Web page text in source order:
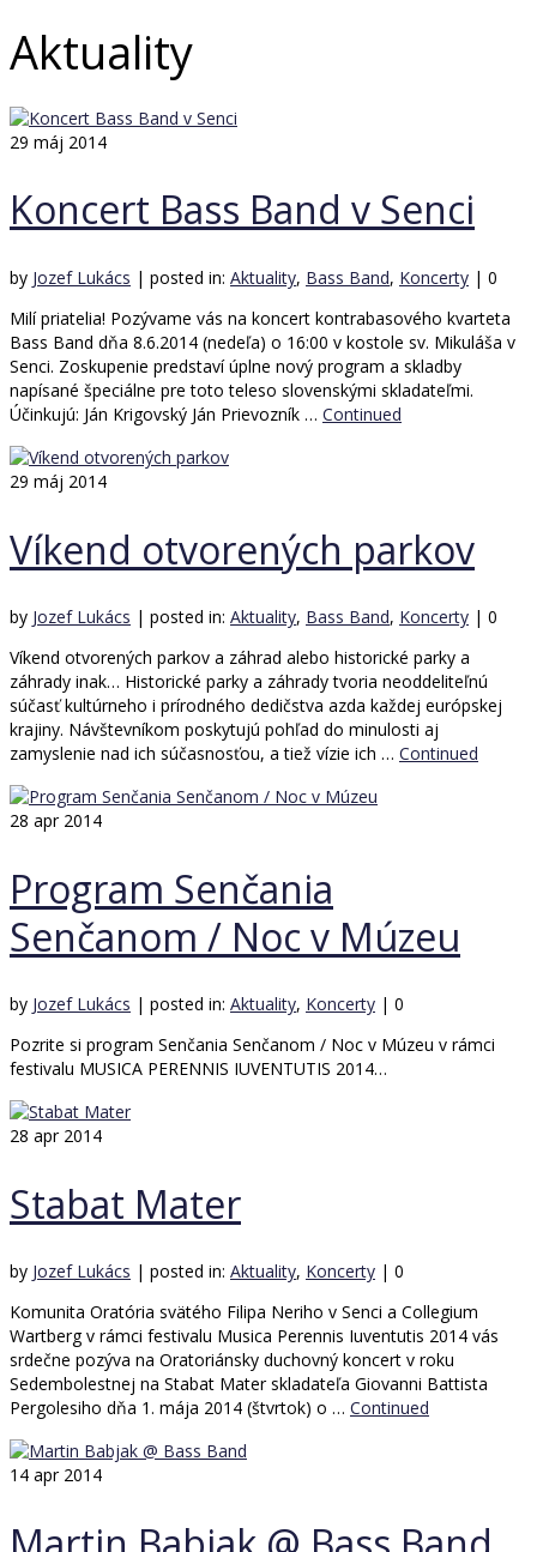
Aktuality
29 máj 2014
Koncert Bass Band v Senci
by Jozef Lukács | posted in: Aktuality, Bass Band, Koncerty | 0
Milí priatelia! Pozývame vás na koncert kontrabasového kvarteta
Bass Band dňa 8.6.2014 (nedeľa) o 16:00 v kostole sv. Mikuláša v
Senci. Zoskupenie predstaví úplne nový program a skladby
napísané špeciálne pre toto teleso slovenskými skladateľmi.
Účinkujú: Ján Krigovský Ján Prievozník … Continued
29 máj 2014
Víkend otvorených parkov
by Jozef Lukács | posted in: Aktuality, Bass Band, Koncerty | 0
Víkend otvorených parkov a záhrad alebo historické parky a
záhrady inak… Historické parky a záhrady tvoria neoddeliteľnú
súčasť kultúrneho i prírodného dedičstva azda každej európskej
krajiny. Návštevníkom poskytujú pohľad do minulosti aj
zamyslenie nad ich súčasnosťou, a tiež vízie ich … Continued
28 apr 2014
Program Senčania
Senčanom / Noc v Múzeu
by Jozef Lukács | posted in: Aktuality, Koncerty | 0
Pozrite si program Senčania Senčanom / Noc v Múzeu v rámci
festivalu MUSICA PERENNIS IUVENTUTIS 2014…
28 apr 2014
Stabat Mater
by Jozef Lukács | posted in: Aktuality, Koncerty | 0
Komunita Oratória svätého Filipa Neriho v Senci a Collegium
Wartberg v rámci festivalu Musica Perennis Iuventutis 2014 vás
srdečne pozýva na Oratoriánsky duchovný koncert v roku
Sedembolestnej na Stabat Mater skladateľa Giovanni Battista
Pergolesiho dňa 1. mája 2014 (štvrtok) o … Continued
14 apr 2014